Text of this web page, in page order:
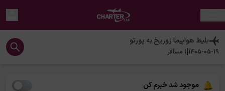
بلیط هواپیمازوریخ به پورتو
1405-05-19
|
1 مسافر
موجود شد خبرم کن